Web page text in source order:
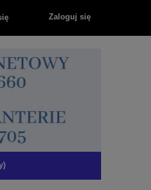
Zaloguj się